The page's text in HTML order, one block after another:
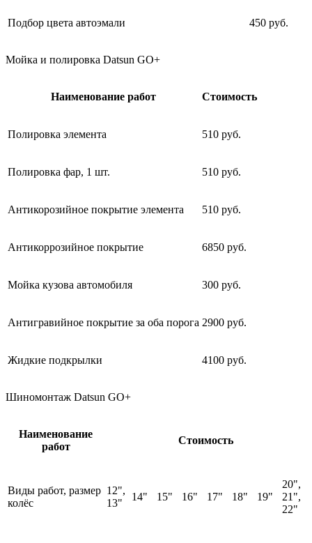
Подбор цвета автоэмали 450 руб.
Мойка и полировка Datsun GO+
Наименование работ Стоимость
Полировка элемента 510 руб.
Полировка фар, 1 шт. 510 руб.
Антикорозийное покрытие элемента 510 руб.
Антикоррозийное покрытие 6850 руб.
Мойка кузова автомобиля 300 руб.
Антигравийное покрытие за оба порога 2900 руб.
Жидкие подкрылки 4100 руб.
Шиномонтаж Datsun GO+
Наименование
работ
Стоимость
Виды работ, размер
колёс
12",
13"
14" 15" 16" 17" 18" 19"
20",
21",
22"